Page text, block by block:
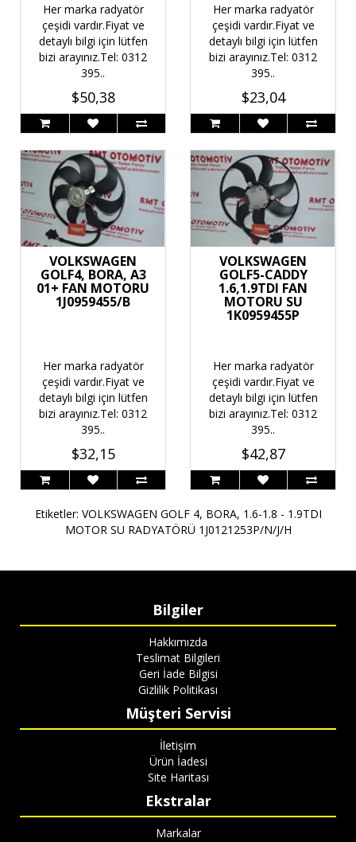
Her marka radyatör
çeşidi vardır.Fiyat ve
detaylı bilgi için lütfen
bizi arayınız.Tel: 0312
395..
$50,38
Her marka radyatör
çeşidi vardır.Fiyat ve
detaylı bilgi için lütfen
bizi arayınız.Tel: 0312
395..
$23,04
VOLKSWAGEN
GOLF4, BORA, A3
01+ FAN MOTORU
1J0959455/B
Her marka radyatör
çeşidi vardır.Fiyat ve
detaylı bilgi için lütfen
bizi arayınız.Tel: 0312
395..
$32,15
VOLKSWAGEN
GOLF5-CADDY
1.6,1.9TDI FAN
MOTORU SU
1K0959455P
Her marka radyatör
çeşidi vardır.Fiyat ve
detaylı bilgi için lütfen
bizi arayınız.Tel: 0312
395..
$42,87
Etiketler: VOLKSWAGEN GOLF 4, BORA, 1.6-1.8 - 1.9TDI
MOTOR SU RADYATÖRÜ 1J0121253P/N/J/H
Bilgiler
Hakkımızda
Teslimat Bilgileri
Geri İade Bilgisi
Gizlilik Politikası
Müşteri Servisi
İletişim
Ürün İadesi
Site Haritası
Ekstralar
Markalar